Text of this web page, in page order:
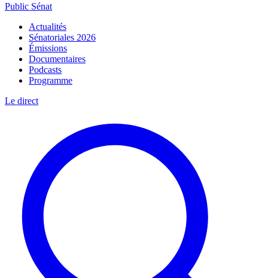
Public Sénat
Actualités
Sénatoriales 2026
Émissions
Documentaires
Podcasts
Programme
Le direct